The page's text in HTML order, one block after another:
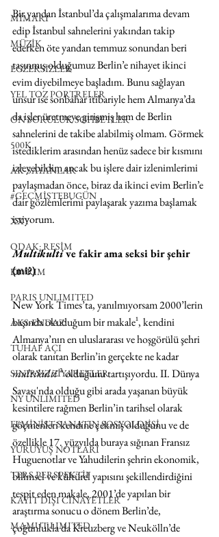
MİMARİ
MÜZİK
EGZERSİZLER
YEL TOZ PORTRELER
ON SORULUK SOHBETLER
500K
AK-SAYANLAR
#GEÇMİŞTEBUGÜN
XXY
ODAK: RESİM
KIVRIM
PARIS UNLIMITED
AKS-ENDAZ
TUHAF AÇI
SINIRSIZ ZİYARETLER
NY UNLIMITED
FEMİNİST SANATIN SOSYOLOJİSİ
YÜRÜYÜŞ NOTLARI
TERS PERSPEKTİF
KAYIT DIŞI CİNAYETLER
MAMUT LIMITED
Bir yandan İstanbul’da çalışmalarıma devam
edip İstanbul sahnelerini yakından takip
ederken öte yandan temmuz sonundan beri
taşınmış olduğumuz Berlin’e nihayet ikinci
evim diyebilmeye başladım. Bunu sağlayan
unsur ise sonbahar itibariyle hem Almanya’da
da işler üretmeye girişmiş hem de Berlin
sahnelerini de takibe alabilmiş olmam. Görmek
istediklerim arasından henüz sadece bir kısmını
izleyebildim ancak bu işlere dair izlenimlerimi
paylaşmadan önce, biraz da ikinci evim Berlin’e
dair gözlemlerimi paylaşarak yazıma başlamak
istiyorum.
Multikulti ve fakir ama seksi bir şehir
(mi?)
New York Times’ta, yanılmıyorsam 2000’lerin
başında okuduğum bir makale¹, kendini
Almanya’nın en uluslararası ve hoşgörülü şehri
olarak tanıtan Berlin’in gerçekte ne kadar
multikulti ²olduğunu tartışıyordu. II. Dünya
Savaşı'nda olduğu gibi arada yaşanan büyük
kesintilere rağmen Berlin’in tarihsel olarak
göçmenleri kendine çekmiş olduğunu ve de
özellikle 17. yüzyılda buraya sığınan Fransız
Huguenotlar ve Yahudilerin şehrin ekonomik,
bilimsel ve kültürel yapısını şekillendirdiğini
tespit eden makale, 2001’de yapılan bir
araştırma sonucu o dönem Berlin’de,
çoğunlukla da Kreuzberg ve Neukölln’de